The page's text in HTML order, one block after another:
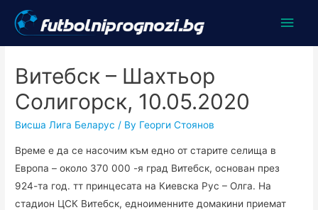
Main
Витебск – Шахтьор
Солигорск, 10.05.2020
Висша Лига Беларус / By Георги Стоянов
Време е да се насочим към едно от старите селища в
Европа – около 370 000 -я град Витебск, основан през
924-та год. тт принцесата на Киевска Рус – Олга. На
стадион ЦСК Витебск, едноименните домакини приемат